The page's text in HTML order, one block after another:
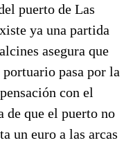
puerto de Las
ya una partida
asegura que
pasa por la
con el
de que el puerto no
un euro a las arcas